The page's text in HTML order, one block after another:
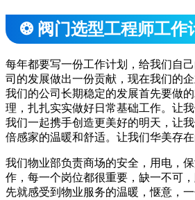
❂ 阀门选型工程师工作
每年都要写一份工作计划，给我们自
司的发展做出一份贡献，现在我们的企
我们的公司长期稳定的发展首先要做
理，扎扎实实做好日常基础工作。让
我们一起携手创造更美好的明天，让
倍感家的温暖和舒适。让我们华美存在
我们物业部负责商场的安全，用电，
作，每一个岗位都很重要，缺一不可
先就感受到物业服务的温暖，惬意，